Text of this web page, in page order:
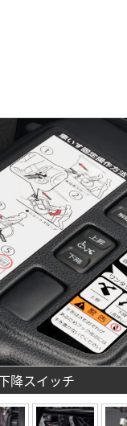
降スイッチ